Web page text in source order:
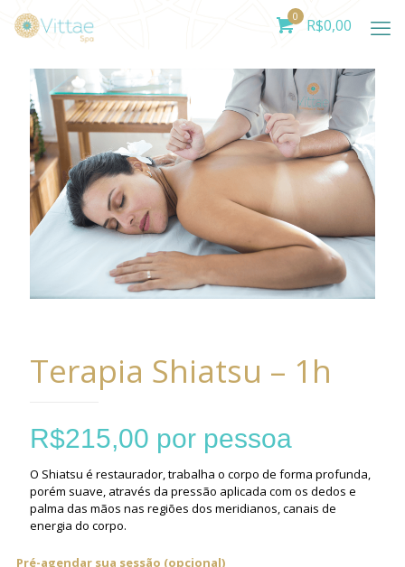
0 R$0,00
Terapia Shiatsu – 1h
R$215,00 por pessoa
O Shiatsu é restaurador, trabalha o corpo de forma profunda,
porém suave, através da pressão aplicada com os dedos e
palma das mãos nas regiões dos meridianos, canais de
energia do corpo.
Pré-agendar sua sessão (opcional)